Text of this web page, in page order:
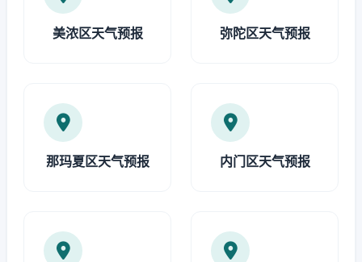
美浓区天气预报 弥陀区天气预报
那玛夏区天气预报 内门区天气预报